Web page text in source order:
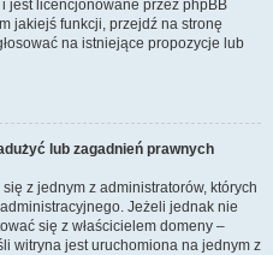
jest licencjonowane przez phpBB
jakiejś funkcji, przejdź na stronę
na istniejące propozycje lub
lub zagadnień prawnych
z jednym z administratorów, których
Jeżeli jednak nie
się z właścicielem domeny –
witryna jest uruchomiona na jednym z